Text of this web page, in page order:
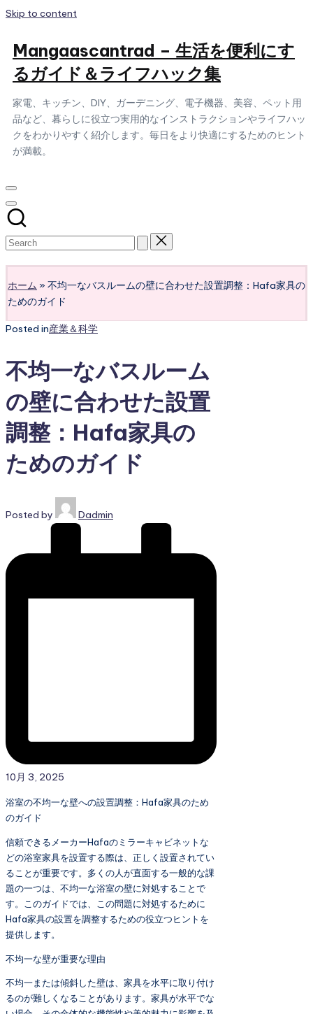
Skip to content
Mangaascantrad – 生活を便利にす
るガイド＆ライフハック集
家電、キッチン、DIY、ガーデニング、電子機器、美容、ペット用
品など、暮らしに役立つ実用的なインストラクションやライフハッ
クをわかりやすく紹介します。毎日をより快適にするためのヒント
が満載。
ホーム » 不均一なバスルームの壁に合わせた設置調整：Hafa家具の
ためのガイド
Posted in産業＆科学
不均一なバスルーム
の壁に合わせた設置
調整：Hafa家具の
ためのガイド
Posted by Dadmin
10月 3, 2025
浴室の不均一な壁への設置調整：Hafa家具のため
のガイド
信頼できるメーカーHafaのミラーキャビネットな
どの浴室家具を設置する際は、正しく設置されてい
ることが重要です。多くの人が直面する一般的な課
題の一つは、不均一な浴室の壁に対処することで
す。このガイドでは、この問題に対処するために
Hafa家具の設置を調整するための役立つヒントを
提供します。
不均一な壁が重要な理由
不均一または傾斜した壁は、家具を水平に取り付け
るのが難しくなることがあります。家具が水平でな